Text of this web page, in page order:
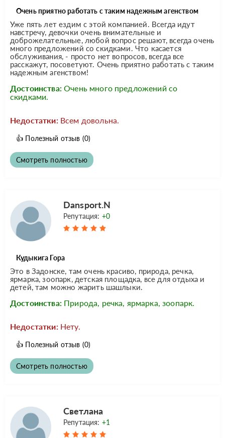
Очень приятно работать с таким надежным агенством
Уже пять лет ездим с этой компанией. Всегда идут
навстречу, девочки очень внимательные и
доброжелательные, любой вопрос решают, всегда очень
много предложений со скидками. Что касается
обслуживания, - просто нет вопросов, всегда все
расскажут, посоветуют. Очень приятно работать с таким
надежным агенством!
Достоинства: Очень много предложений со
скидками.
Недостатки: Всем довольна.
👍 Полезный отзыв (0)
Смотреть полностью
Dansport.N
Репутация: +0
Кудыкига Гора
Это в Задонске, там очень красиво, природа, речка,
ярмарка, зоопарк, детская площадка, все для отдыха и
детей, там можно жарить шашлыки.
Достоинства: Природа, речка, ярмарка, зоопарк.
Недостатки: Нету.
👍 Полезный отзыв (0)
Смотреть полностью
Светлана
Репутация: +1